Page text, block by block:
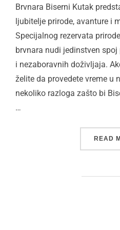
Brvnara Biserni Kutak
ljubitelje prirode, avanture i
Specijalnog rezervata
brvnara nudi jedinstven
i nezaboravnih doživljaja.
želite da provedete vreme u
nekoliko razloga zašto bi
…
READ